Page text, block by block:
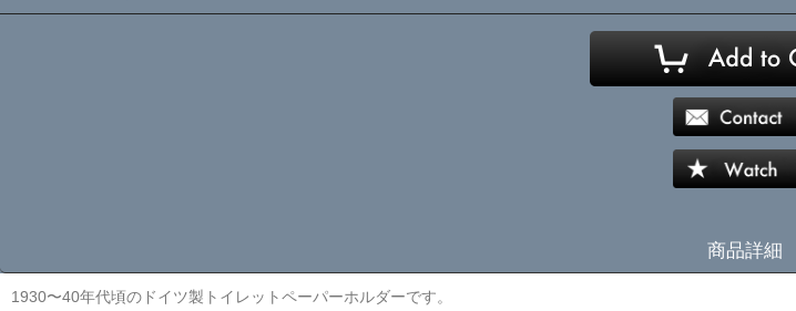
商品詳細
1930〜40年代頃のドイツ製トイレットペーパーホルダーです。